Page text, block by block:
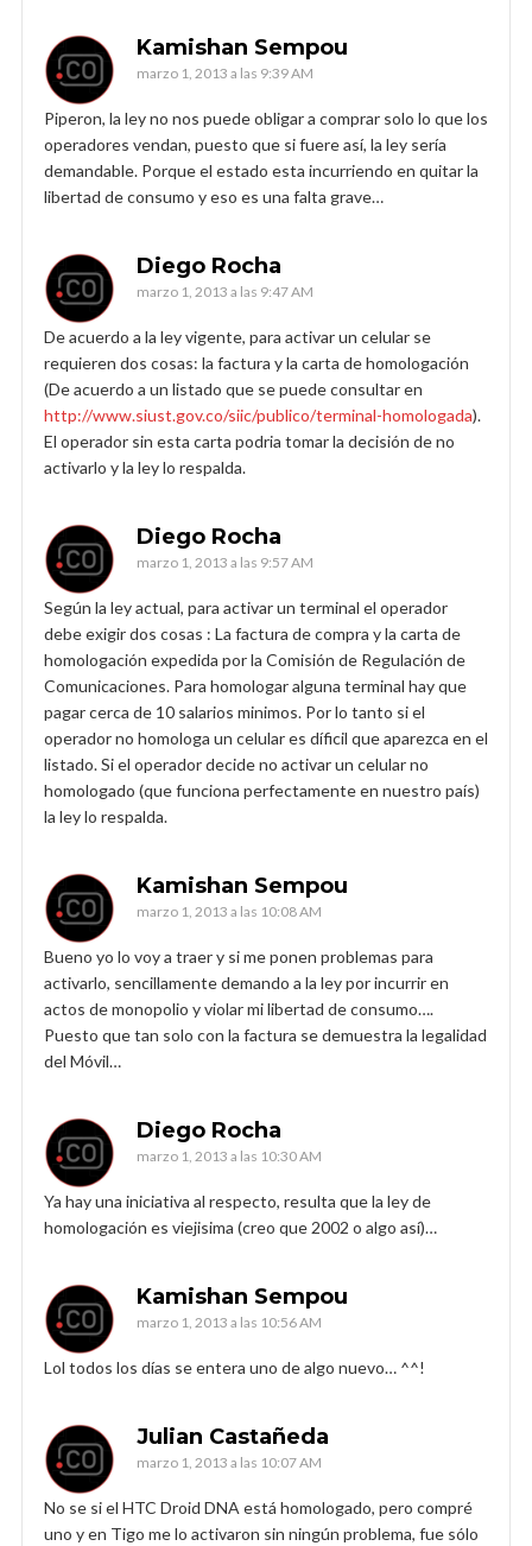
Kamishan Sempou
marzo 1, 2013 a las 9:39 AM
Piperon, la ley no nos puede obligar a comprar solo lo que los
operadores vendan, puesto que si fuere así, la ley sería
demandable. Porque el estado esta incurriendo en quitar la
libertad de consumo y eso es una falta grave…
Diego Rocha
marzo 1, 2013 a las 9:47 AM
De acuerdo a la ley vigente, para activar un celular se
requieren dos cosas: la factura y la carta de homologación
(De acuerdo a un listado que se puede consultar en
http://www.siust.gov.co/siic/publico/terminal-homologada).
El operador sin esta carta podria tomar la decisión de no
activarlo y la ley lo respalda.
Diego Rocha
marzo 1, 2013 a las 9:57 AM
Según la ley actual, para activar un terminal el operador
debe exigir dos cosas : La factura de compra y la carta de
homologación expedida por la Comisión de Regulación de
Comunicaciones. Para homologar alguna terminal hay que
pagar cerca de 10 salarios minimos. Por lo tanto si el
operador no homologa un celular es díficil que aparezca en el
listado. Si el operador decide no activar un celular no
homologado (que funciona perfectamente en nuestro país)
la ley lo respalda.
Kamishan Sempou
marzo 1, 2013 a las 10:08 AM
Bueno yo lo voy a traer y si me ponen problemas para
activarlo, sencillamente demando a la ley por incurrir en
actos de monopolio y violar mi libertad de consumo….
Puesto que tan solo con la factura se demuestra la legalidad
del Móvil…
Diego Rocha
marzo 1, 2013 a las 10:30 AM
Ya hay una iniciativa al respecto, resulta que la ley de
homologación es viejisima (creo que 2002 o algo así)…
Kamishan Sempou
marzo 1, 2013 a las 10:56 AM
Lol todos los días se entera uno de algo nuevo… ^^!
Julian Castañeda
marzo 1, 2013 a las 10:07 AM
No se si el HTC Droid DNA está homologado, pero compré
uno y en Tigo me lo activaron sin ningún problema, fue sólo